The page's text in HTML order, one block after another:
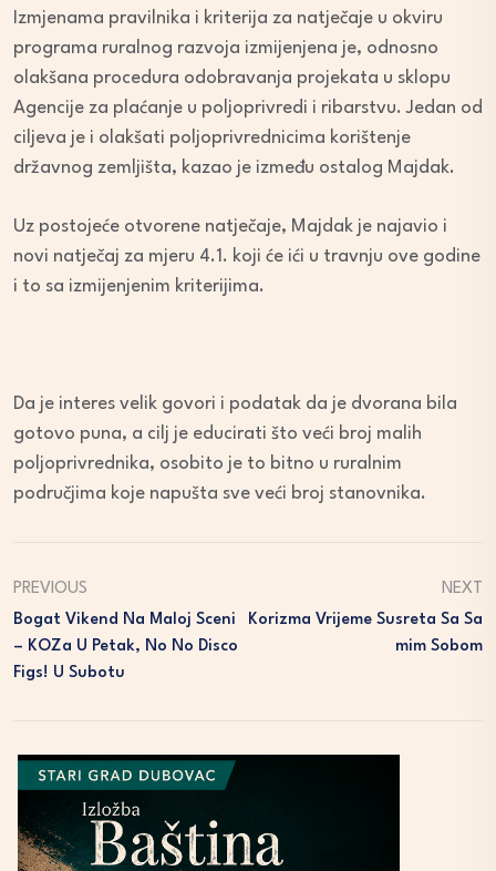
Izmjenama pravilnika i kriterija za natječaje u okviru
programa ruralnog razvoja izmijenjena je, odnosno
olakšana procedura odobravanja projekata u sklopu
Agencije za plaćanje u poljoprivredi i ribarstvu. Jedan od
ciljeva je i olakšati poljoprivrednicima korištenje
državnog zemljišta, kazao je između ostalog Majdak.
Uz postojeće otvorene natječaje, Majdak je najavio i
novi natječaj za mjeru 4.1. koji će ići u travnju ove godine
i to sa izmijenjenim kriterijima.
Da je interes velik govori i podatak da je dvorana bila
gotovo puna, a cilj je educirati što veći broj malih
poljoprivrednika, osobito je to bitno u ruralnim
područjima koje napušta sve veći broj stanovnika.
PREVIOUS
Bogat Vikend Na Maloj Sceni
– KOZa U Petak, No No Disco
Figs! U Subotu
NEXT
Korizma Vrijeme Susreta Sa Sa
Mim Sobom